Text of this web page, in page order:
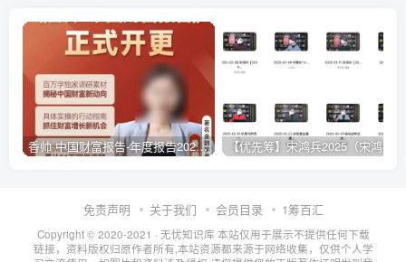
香帅·中国财富报告-年度报告2025-2026（更新）
免责声明 关于我们 会员目录 1筹百汇
Copyright © 2020-2021 · 无忧知识库 本站仅用于展示不提供任何下载
链接，资料版权归原作者所有,本站资源都来源于网络收集，仅供个人学